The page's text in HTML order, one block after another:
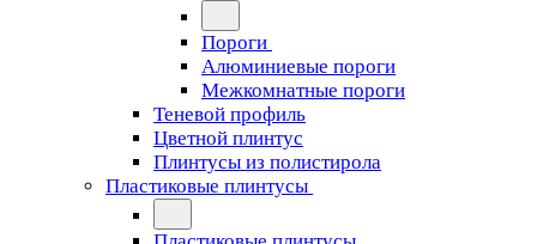
Пороги
Алюминиевые пороги
Межкомнатные пороги
Теневой профиль
Цветной плинтус
Плинтусы из полистирола
Пластиковые плинтусы